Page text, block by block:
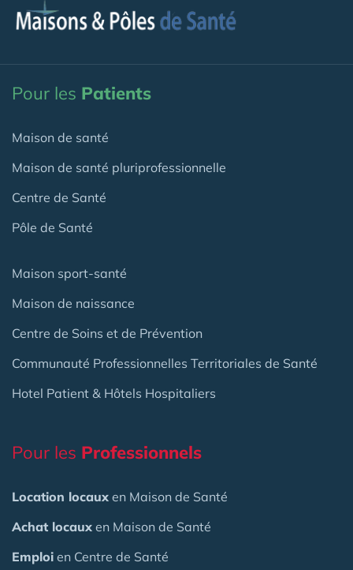
Pour les Patients
Maison de santé
Maison de santé pluriprofessionnelle
Centre de Santé
Pôle de Santé
Maison sport-santé
Maison de naissance
Centre de Soins et de Prévention
Communauté Professionnelles Territoriales de Santé
Hotel Patient & Hôtels Hospitaliers
Pour les Professionnels
Location locaux en Maison de Santé
Achat locaux en Maison de Santé
Emploi en Centre de Santé